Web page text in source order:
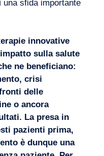
una sfida importante
innovative
sulla salute
ne beneficiano:
crisi
delle
o ancora
La presa in
pazienti prima,
è dunque una